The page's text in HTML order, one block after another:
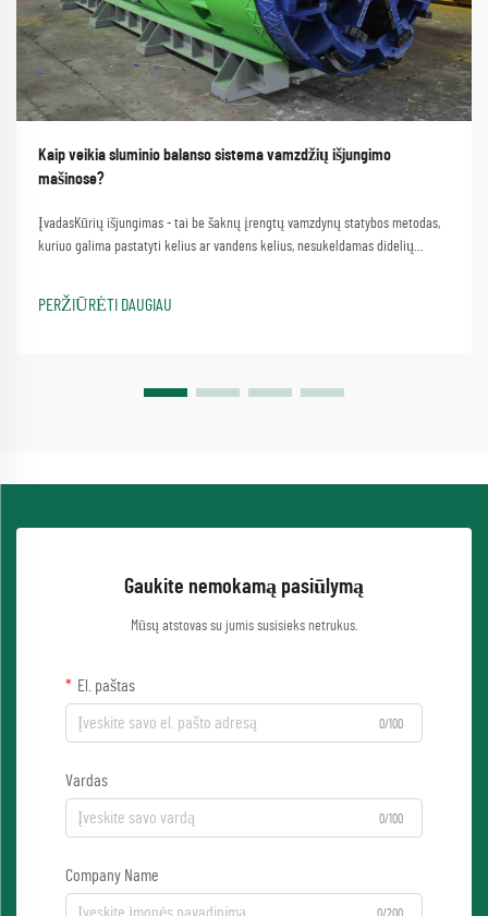
Kaip veikia sluminio balanso sistema vamzdžių išjungimo
mašinose?
ĮvadasKūrių išjungimas - tai be šaknų įrengtų vamzdynų statybos metodas,
kuriuo galima pastatyti kelius ar vandens kelius, nesukeldamas didelių
metodą...
PERŽIŪRĖTI DAUGIAU
Gaukite nemokamą pasiūlymą
Mūsų atstovas su jumis susisieks netrukus.
El. paštas
0/100
Vardas
0/100
Company Name